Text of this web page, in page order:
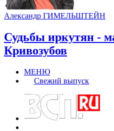
Александр ГИМЕЛЬШТЕЙН
Судьбы иркутян -
Кривозубов
МЕНЮ
Свежий выпуск